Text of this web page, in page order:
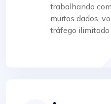
trabalhando
muitos dados,
tráfego ilimitado